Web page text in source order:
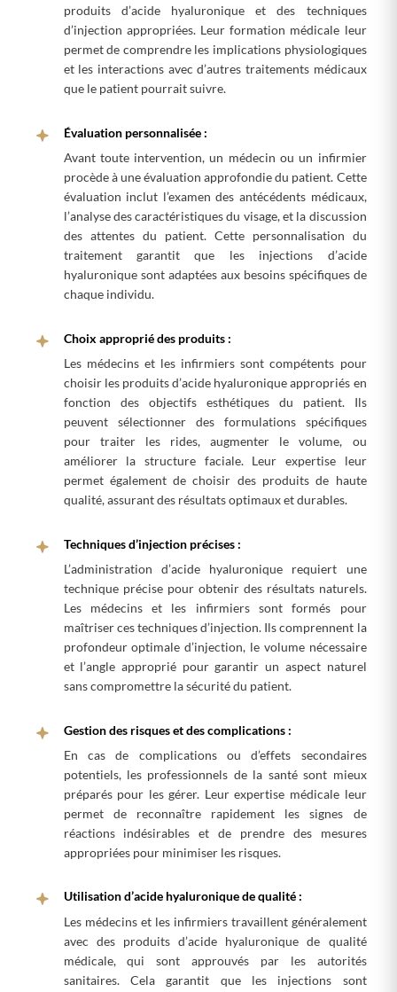
produits d’acide hyaluronique et des techniques
d’injection appropriées. Leur formation médicale leur
permet de comprendre les implications physiologiques
et les interactions avec d’autres traitements médicaux
que le patient pourrait suivre.
Évaluation personnalisée :
Avant toute intervention, un médecin ou un infirmier
procède à une évaluation approfondie du patient. Cette
évaluation inclut l’examen des antécédents médicaux,
l’analyse des caractéristiques du visage, et la discussion
des attentes du patient. Cette personnalisation du
traitement garantit que les injections d’acide
hyaluronique sont adaptées aux besoins spécifiques de
chaque individu.
Choix approprié des produits :
Les médecins et les infirmiers sont compétents pour
choisir les produits d’acide hyaluronique appropriés en
fonction des objectifs esthétiques du patient. Ils
peuvent sélectionner des formulations spécifiques
pour traiter les rides, augmenter le volume, ou
améliorer la structure faciale. Leur expertise leur
permet également de choisir des produits de haute
qualité, assurant des résultats optimaux et durables.
Techniques d’injection précises :
L’administration d’acide hyaluronique requiert une
technique précise pour obtenir des résultats naturels.
Les médecins et les infirmiers sont formés pour
maîtriser ces techniques d’injection. Ils comprennent la
profondeur optimale d’injection, le volume nécessaire
et l’angle approprié pour garantir un aspect naturel
sans compromettre la sécurité du patient.
Gestion des risques et des complications :
En cas de complications ou d’effets secondaires
potentiels, les professionnels de la santé sont mieux
préparés pour les gérer. Leur expertise médicale leur
permet de reconnaître rapidement les signes de
réactions indésirables et de prendre des mesures
appropriées pour minimiser les risques.
Utilisation d’acide hyaluronique de qualité :
Les médecins et les infirmiers travaillent généralement
avec des produits d’acide hyaluronique de qualité
médicale, qui sont approuvés par les autorités
sanitaires. Cela garantit que les injections sont